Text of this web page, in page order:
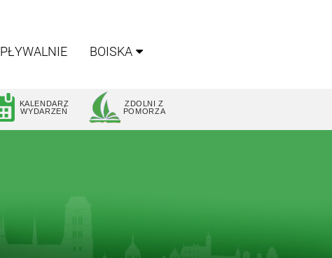
PŁYWALNIE BOISKA
KALENDARZ
WYDARZEŃ
ZDOLNI Z
POMORZA